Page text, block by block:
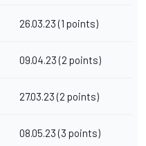
26.03.23 (1 points)
09.04.23 (2 points)
27.03.23 (2 points)
08.05.23 (3 points)